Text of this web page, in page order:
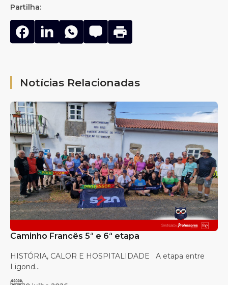
Partilha:
Notícias Relacionadas
Caminho Francês 5ª e 6ª etapa
HISTÓRIA, CALOR E HOSPITALIDADE A etapa entre
Ligond...